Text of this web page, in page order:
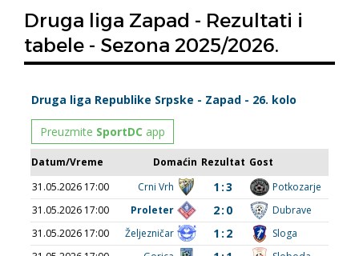
Druga liga Zapad - Rezultati i
tabele - Sezona 2025/2026.